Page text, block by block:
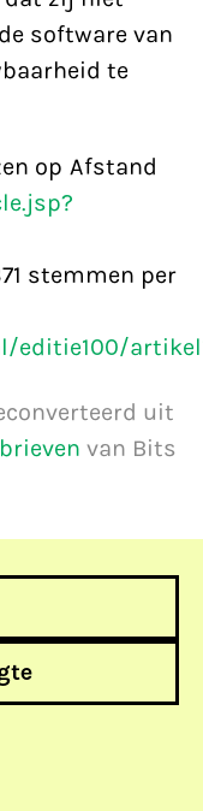
software van
te
op Afstand
stemmen per
editie100/
uit
van Bits